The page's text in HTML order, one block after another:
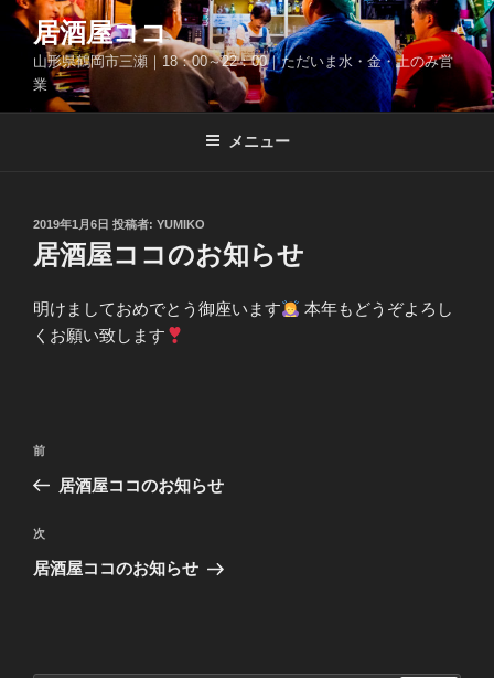
コ
ツ
居酒屋ココ
山形県鶴岡市三瀬｜18：00～22：00｜ただいま水・金・土のみ営
業
メニュー
投
稿
日:
2019年1月6日 投稿者: YUMIKO
居酒屋ココのお知らせ
明けましておめでとう御座います
本年もどうぞよろし
くお願い致します
投
ビ
ゲ
前
の
稿
前
居酒屋ココのお知らせ
次
の
次
居酒屋ココのお知らせ